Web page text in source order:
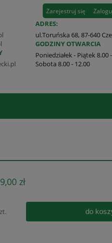
Zarejestruj się
ADRES:
ul.Toruńska 68, 87-640
GODZINY OTWARCIA
Poniedziałek - Piątek 8.00
Sobota 8.00 - 12.00
zł
do